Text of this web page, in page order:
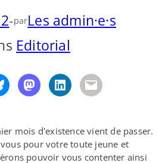
o
n
y S
-parLes admin·e·s
Editorial
mois d'existence vient de passer.
pour votre toute jeune et
pouvoir vous contenter ainsi